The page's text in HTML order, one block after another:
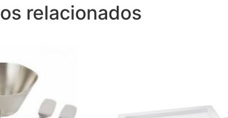
relacionados